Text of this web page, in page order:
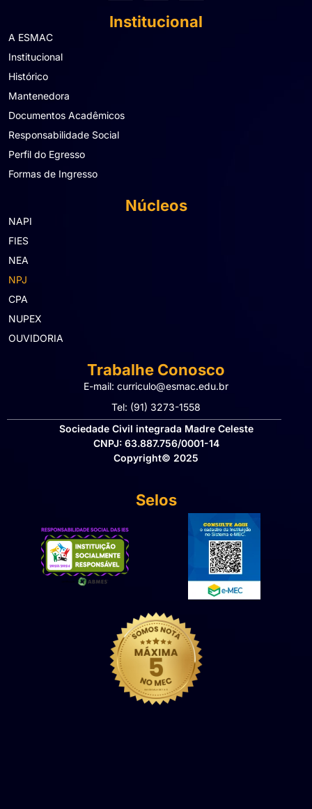
Institucional
A ESMAC
Institucional
Histórico
Mantenedora
Documentos Acadêmicos
Responsabilidade Social
Perfil do Egresso
Formas de Ingresso
Núcleos
NAPI
FIES
NEA
NPJ
CPA
NUPEX
OUVIDORIA
Trabalhe Conosco
E-mail: curriculo@esmac.edu.br
Tel: (91) 3273-1558​
Sociedade Civil integrada Madre Celeste
CNPJ: 63.887.756/0001-14
Copyright© 2025
Selos